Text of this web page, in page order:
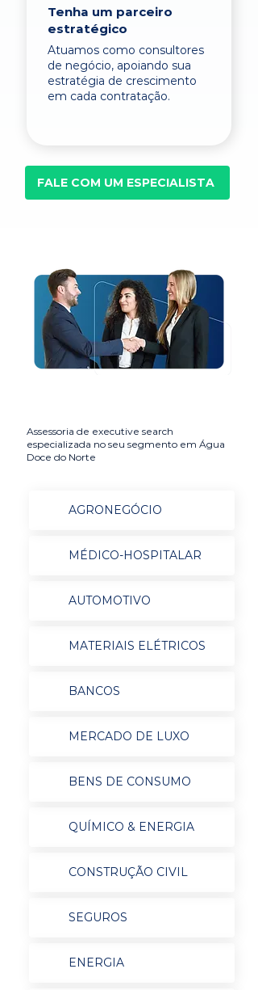
Tenha um parceiro
estratégico
Atuamos como consultores
de negócio, apoiando sua
estratégia de crescimento
em cada contratação.
FALE COM UM ESPECIALISTA
Assessoria de executive search
especializada no seu segmento em Água
Doce do Norte
AGRONEGÓCIO
MÉDICO-HOSPITALAR
AUTOMOTIVO
MATERIAIS ELÉTRICOS
BANCOS
MERCADO DE LUXO
BENS DE CONSUMO
QUÍMICO & ENERGIA
CONSTRUÇÃO CIVIL
SEGUROS
ENERGIA